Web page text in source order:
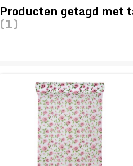
Producten getagd met
(1)